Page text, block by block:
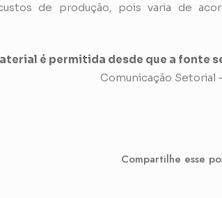
de produção, pois varia de
é permitida desde que a fonte
Comunicação Setorial
Compartilhe esse